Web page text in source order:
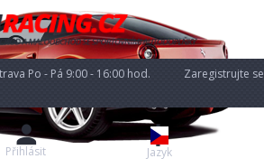
Po - Pá 9:00 - 16:00 hod.
Jazyk
Přihlásit
Zaregistrujte se